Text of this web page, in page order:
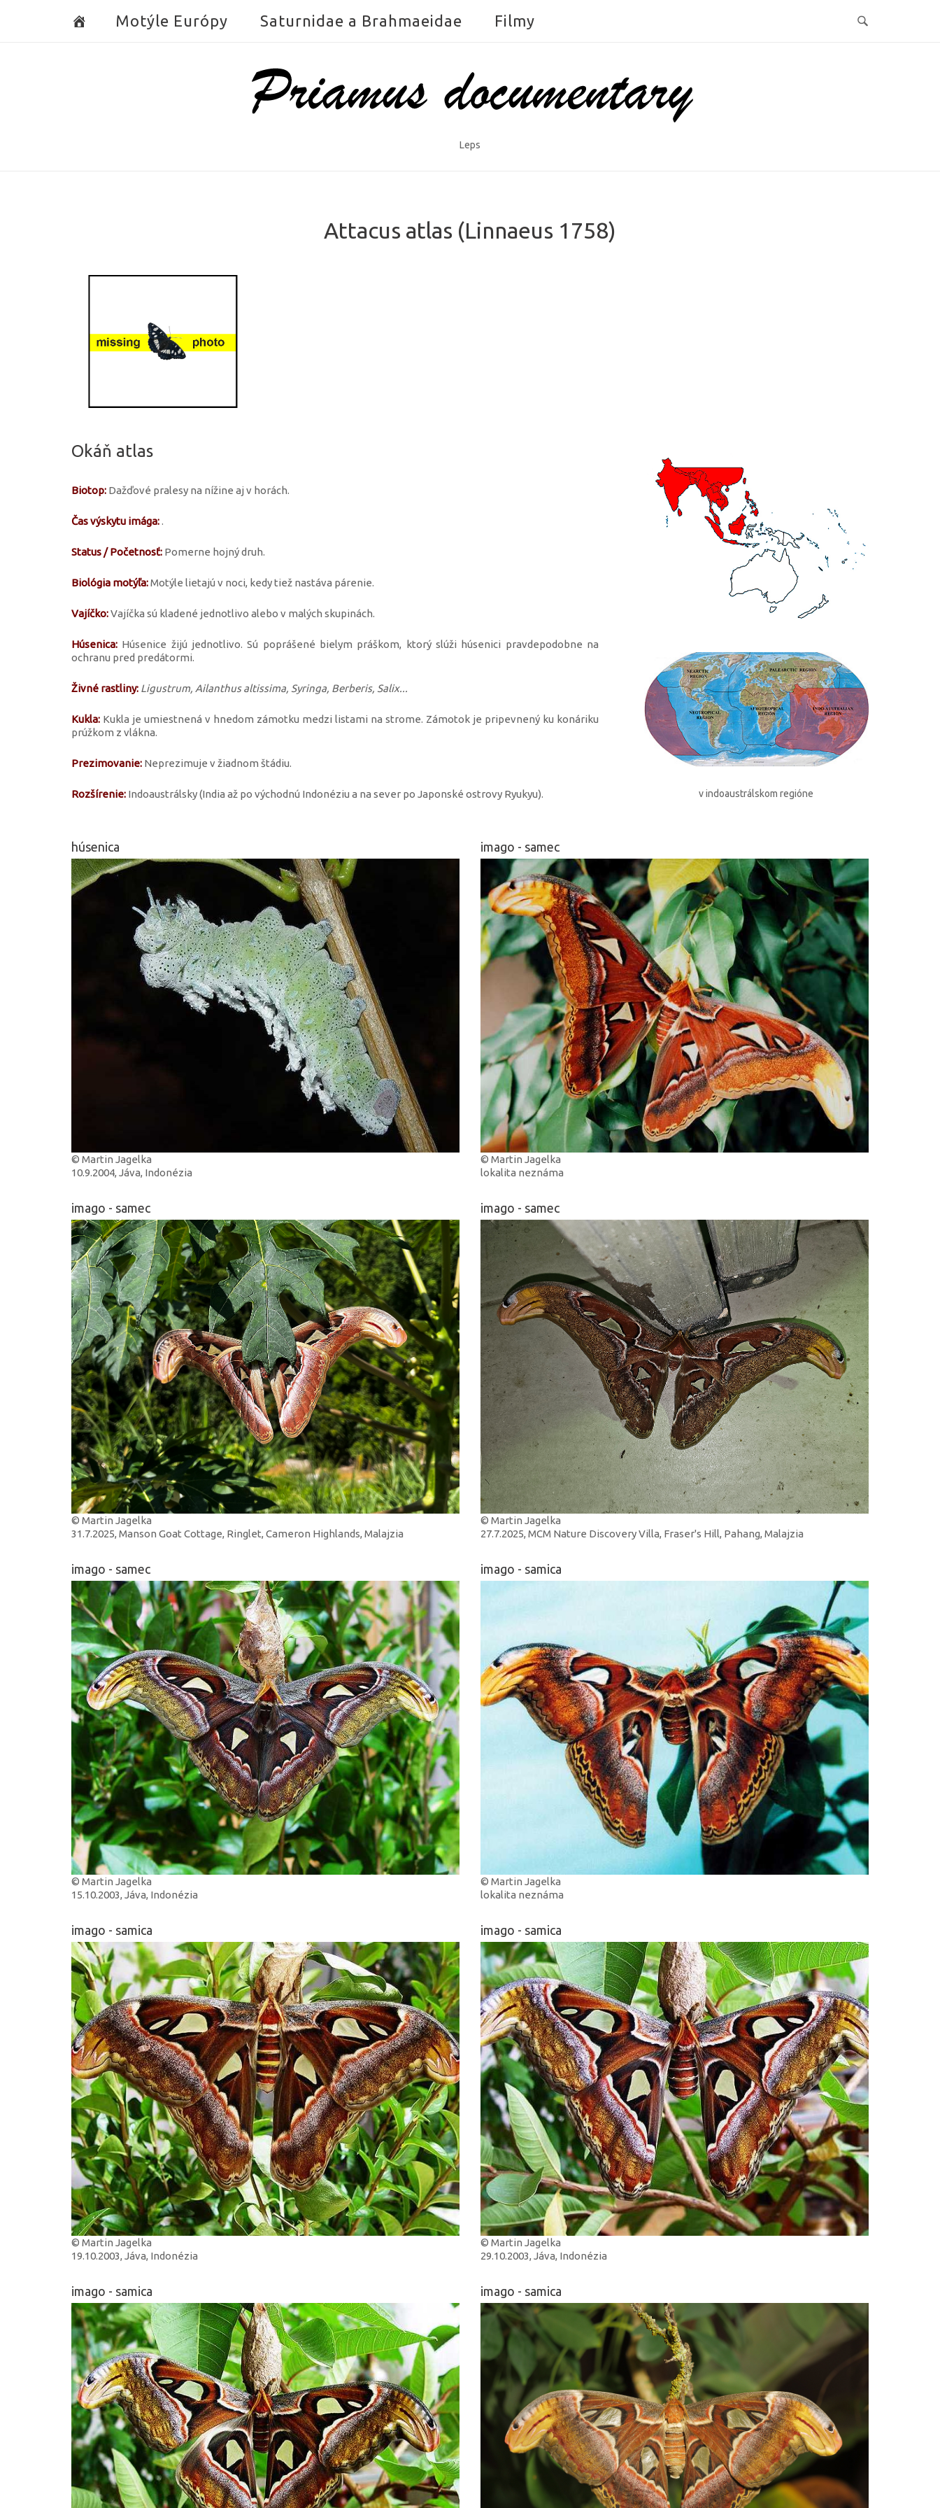
Motýle Európy Saturnidae a Brahmaeidae Filmy
Home
Leps
Attacus atlas (Linnaeus 1758)
Okáň atlas
Biotop: Dažďové pralesy na nížine aj v horách.
Čas výskytu imága:.
Status / Početnosť: Pomerne hojný druh.
Biológia motýľa:Motýle lietajú v noci, kedy tiež nastáva párenie.
Vajíčko:Vajíčka sú kladené jednotlivo alebo v malých skupinách.
Húsenica: Húsenice žijú jednotlivo. Sú poprášené bielym práškom, ktorý slúži húsenici pravdepodobne na
ochranu pred predátormi.
Živné rastliny: Ligustrum, Ailanthus altissima, Syringa, Berberis, Salix...
Kukla: Kukla je umiestnená v hnedom zámotku medzi listami na strome. Zámotok je pripevnený ku konáriku
prúžkom z vlákna.
Prezimovanie: Neprezimuje v žiadnom štádiu.
Rozšírenie: Indoaustrálsky (India až po východnú Indonéziu a na sever po Japonské ostrovy Ryukyu). v indoaustrálskom regióne
húsenica
© Martin Jagelka
10.9.2004, Jáva, Indonézia
imago - samec
© Martin Jagelka
lokalita neznáma
imago - samec
© Martin Jagelka
31.7.2025, Manson Goat Cottage, Ringlet, Cameron Highlands, Malajzia
imago - samec
© Martin Jagelka
27.7.2025, MCM Nature Discovery Villa, Fraser's Hill, Pahang, Malajzia
imago - samec
© Martin Jagelka
15.10.2003, Jáva, Indonézia
imago - samica
© Martin Jagelka
lokalita neznáma
imago - samica
© Martin Jagelka
19.10.2003, Jáva, Indonézia
imago - samica
© Martin Jagelka
29.10.2003, Jáva, Indonézia
imago - samica imago - samica